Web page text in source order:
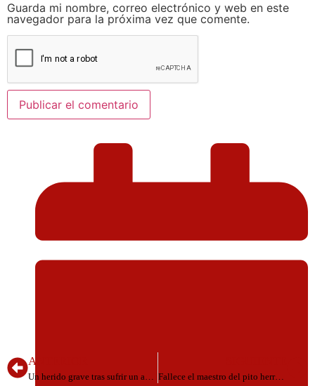
Guarda mi nombre, correo electrónico y web en este
navegador para la próxima vez que comente.
ANTERIOR
Fallece el maestro del pito herreño, Marcelino Morales